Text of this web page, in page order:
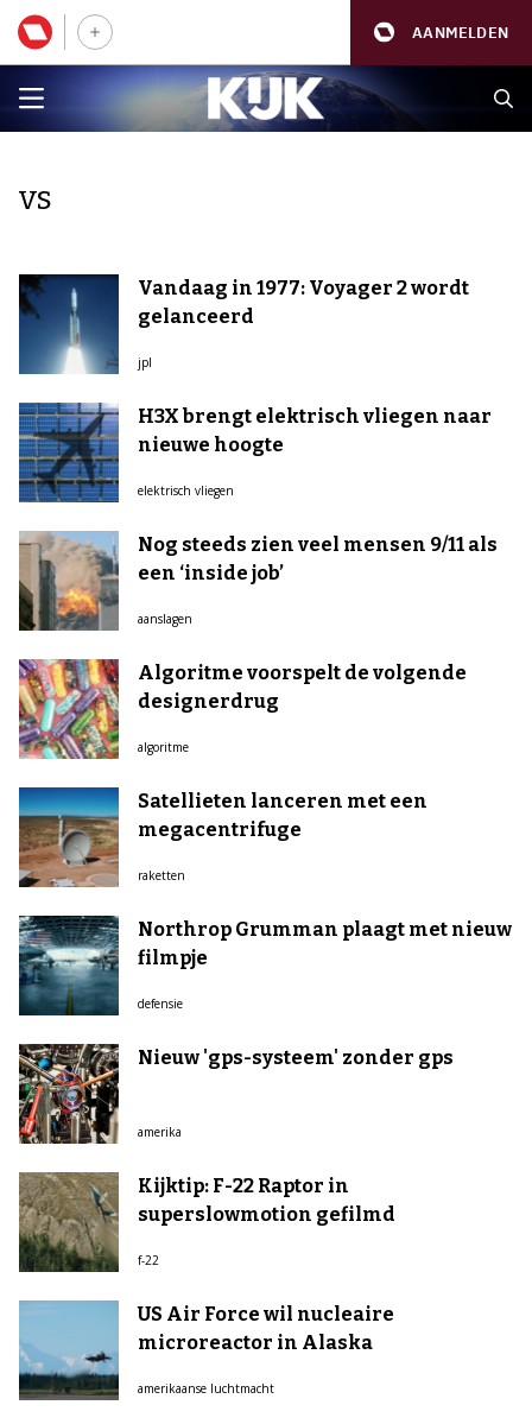
AANMELDEN
vs
Vandaag in 1977: Voyager 2 wordt
gelanceerd
jpl
H3X brengt elektrisch vliegen naar
nieuwe hoogte
elektrisch vliegen
Nog steeds zien veel mensen 9/11 als
een ‘inside job’
aanslagen
Algoritme voorspelt de volgende
designerdrug
algoritme
Satellieten lanceren met een
megacentrifuge
raketten
Northrop Grumman plaagt met nieuw
filmpje
defensie
Nieuw 'gps-systeem' zonder gps
amerika
Kijktip: F-22 Raptor in
superslowmotion gefilmd
f-22
US Air Force wil nucleaire
microreactor in Alaska
amerikaanse luchtmacht